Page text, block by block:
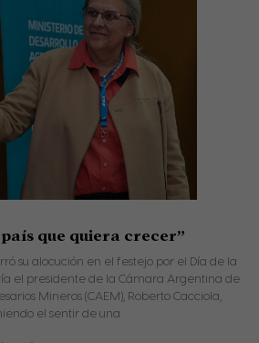
país que quiera crecer”
su alocución en el festejo por el Día de la
el presidente de la Cámara Argentina de
Mineros (CAEM), Roberto Cacciola,
el sentir de una